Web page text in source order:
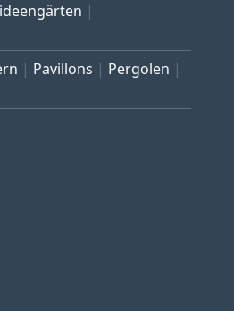
Pavillons
Pergolen